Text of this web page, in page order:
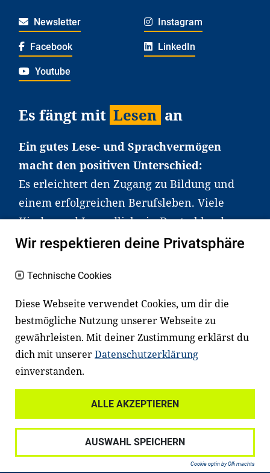
Newsletter Instagram
Facebook LinkedIn
Youtube
Es fängt mit Lesen an
Ein gutes Lese- und Sprachvermögen
macht den positiven Unterschied:
Es erleichtert den Zugang zu Bildung und
einem erfolgreichen Berufsleben. Viele
Kinder und Jugendliche in Deutschland
haben aber große Schwierigkeiten dabei.
an Familien sowie an Erzieher*innen,
Lehrer*innen und andere
Fachexpert*innen. Dafür arbeiten wir eng
mit Ministerien, wissenschaftlichen
Einrichtungen, Verbänden, Unternehmen
und anderen Stiftungen zusammen.
Datenschutz
Haftungsausschluss
Impressum
Wir respektieren deine Privatsphäre
Technische Cookies
Diese Webseite verwendet Cookies, um dir die
bestmögliche Nutzung unserer Webseite zu
gewährleisten. Mit deiner Zustimmung erklärst du
dich mit unsererDatenschutzerklärung
einverstanden.
ALLE AKZEPTIEREN
AUSWAHL SPEICHERN
Cookie optin by Olli machts